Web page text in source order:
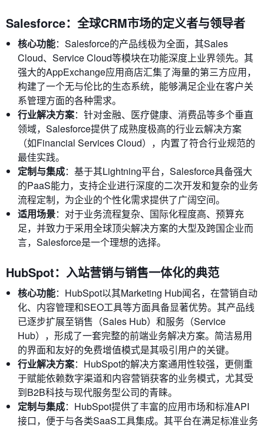
Salesforce：全球CRM市场的定义者与领导者
核心功能：Salesforce的产品线极为全面，其Sales
Cloud、Service Cloud等模块在功能深度上业界领先。其
强大的AppExchange应用商店汇集了海量的第三方应用，
构建了一个无与伦比的生态系统，能够满足企业在客户关
系管理方面的各种需求。
行业解决方案：针对金融、医疗健康、消费品等多个垂直
领域，Salesforce提供了成熟度极高的行业云解决方案
（如Financial Services Cloud），内置了符合行业规范的
最佳实践。
定制与集成：基于其Lightning平台，Salesforce具备强大
的PaaS能力，支持企业进行深度的二次开发和复杂的业务
流程定制，为企业的个性化需求提供了广阔空间。
适用场景：对于业务流程复杂、国际化程度高、预算充
足，并致力于采用全球顶尖解决方案的大型及跨国企业而
言，Salesforce是一个理想的选择。
HubSpot：入站营销与销售一体化的典范
核心功能：HubSpot以其Marketing Hub闻名，在营销自动
化、内容管理和SEO工具等方面具备显著优势。其产品线
已逐步扩展至销售（Sales Hub）和服务（Service
Hub），形成了一套完整的前端业务解决方案。简洁易用
的界面和友好的免费增值模式是其吸引用户的关键。
行业解决方案：HubSpot的解决方案通用性较强，更侧重
于赋能依赖数字渠道和内容营销获客的业务模式，尤其受
到B2B科技与现代服务型公司的青睐。
定制与集成：HubSpot提供了丰富的应用市场和标准API
接口，便于与各类SaaS工具集成。其平台在满足标准业务